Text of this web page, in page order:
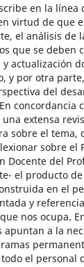
en la línea
virtud de que
el análisis de
que se deben
actualización
y por otra
del
concordancia
extensa
sobre el tema,
sobre el
Docente del
el producto
en el
y
nos ocupa.
apuntan a la
el personal